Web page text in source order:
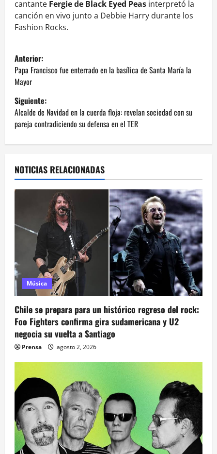
cantante Fergie de Black Eyed Peas interpretó la
canción en vivo junto a Debbie Harry durante los
Fashion Rocks.
N
a
v
e
c
i
ó
d
e
e
n
t
r
a
d
a
s
Anterior:
Papa Francisco fue enterrado en la basílica de Santa María la
Mayor
Siguiente:
Alcalde de Navidad en la cuerda floja: revelan sociedad con su
pareja contradiciendo su defensa en el TER
NOTICIAS RELACIONADAS
Música
Chile se prepara para un histórico regreso del rock:
Foo Fighters confirma gira sudamericana y U2
negocia su vuelta a Santiago
Prensa agosto 2, 2026